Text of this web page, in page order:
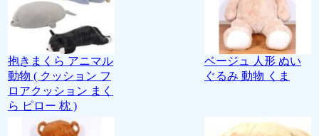
抱きまくら アニマル
動物 ( クッション フ
ロアクッション まく
ら ピロー 枕 )
ベージュ 人形 ぬい
ぐるみ 動物 くま